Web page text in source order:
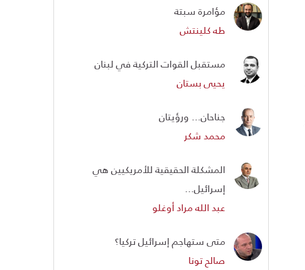
مؤامرة سبتة
طه كلينتش
مستقبل القوات التركية في لبنان
يحيى بستان
جناحان... ورؤيتان
محمد شكر
المشكلة الحقيقية للأمريكيين هي
إسرائيل...
عبد الله مراد أوغلو
متى ستهاجم إسرائيل تركيا؟
صالح تونا